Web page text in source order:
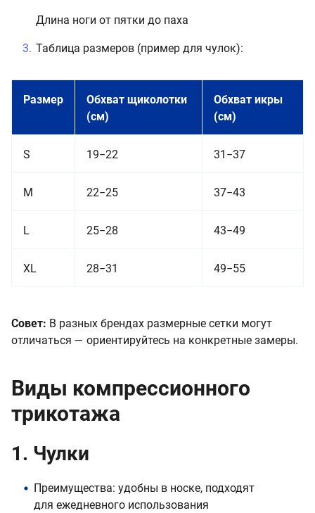
Длина ноги от пятки до паха
Таблица размеров (пример для чулок):
Размер
Обхват щиколотки
(см)
Обхват икры
(см)
S 19−22 31−37
M 22−25 37−43
L 25−28 43−49
XL 28−31 49−55
Совет: В разных брендах размерные сетки могут
отличаться — ориентируйтесь на конкретные замеры.
Виды компрессионного
трикотажа
1. Чулки
Преимущества: удобны в носке, подходят
для ежедневного использования